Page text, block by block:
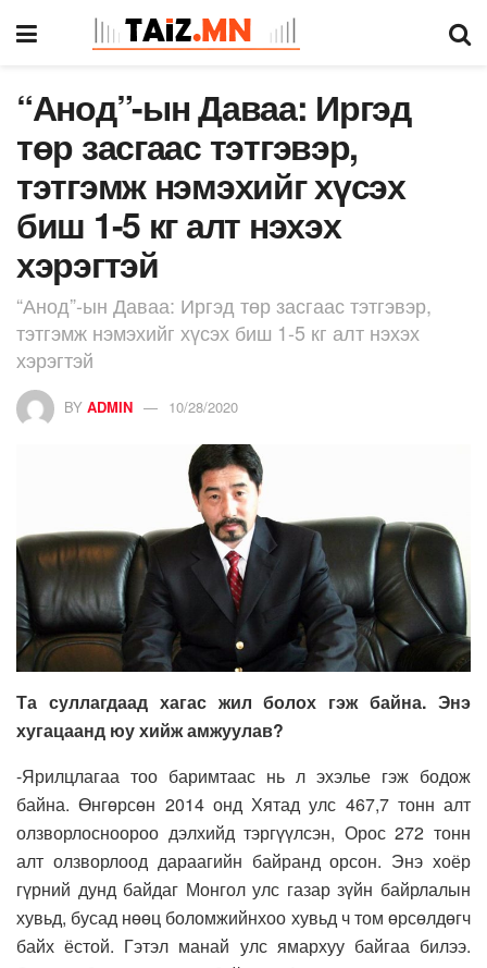
“Анод”-ын Даваа: Иргэд
төр засгаас тэтгэвэр,
тэтгэмж нэмэхийг хүсэх
биш 1-5 кг алт нэхэх
хэрэгтэй
“Анод”-ын Даваа: Иргэд төр засгаас тэтгэвэр,
тэтгэмж нэмэхийг хүсэх биш 1-5 кг алт нэхэх
хэрэгтэй
BY ADMIN 10/28/2020
Та суллагдаад хагас жил болох гэж байна. Энэ
хугацаанд юу хийж амжуулав?
-Ярилцлагаа тоо баримтаас нь л эхэлье гэж бодож
байна. Өнгөрсөн 2014 онд Хятад улс 467,7 тонн алт
олзворлосноороо дэлхийд тэргүүлсэн, Орос 272 тонн
алт олзворлоод дараагийн байранд орсон. Энэ хоёр
гүрний дунд байдаг Монгол улс газар зүйн байрлалын
хувьд, бусад нөөц боломжийнхоо хувьд ч том өрсөлдөгч
байх ёстой. Гэтэл манай улс ямархуу байгаа билээ.